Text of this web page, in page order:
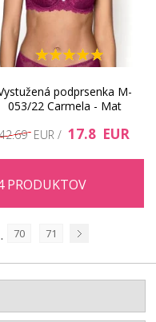
podprsenka M-
053/22 Carmela - Mat
42.69 EUR / 17.8 EUR
PRODUKTOV
70
71